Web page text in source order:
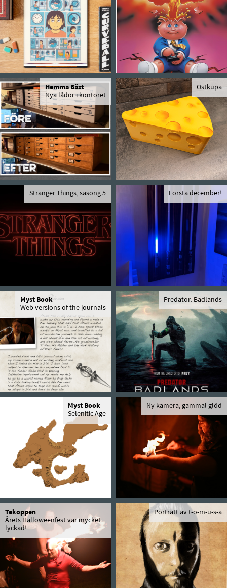
Hemma Bäst
Nya lådor i kontoret
Ostkupa
Stranger Things, säsong 5 Första december!
Myst Book
Web versions of the journals
Predator: Badlands
Myst Book
Selenitic Age
Ny kamera, gammal glöd
Tekoppen
Årets Halloweenfest var mycket
lyckad!
Porträtt av t-o-m-u-s-a